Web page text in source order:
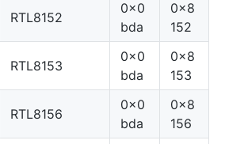
RTL8152
0x0
bda
0x8
152
RTL8153
0x0
bda
0x8
153
RTL8156
0x0
bda
0x8
156